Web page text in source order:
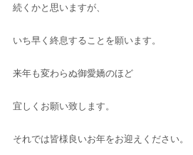
続くかと思いますが、
いち早く終息することを願います。
来年も変わらぬ御愛嬌のほど
宜しくお願い致します。
それでは皆様良いお年をお迎えください。